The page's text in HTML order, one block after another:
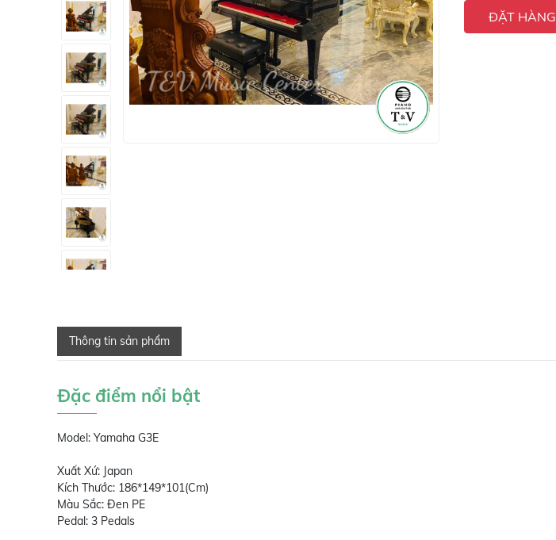
ĐẶT HÀNG
Thông tin sản phẩm
Đặc điểm nổi bật
Model: Yamaha G3E
Xuất Xứ: Japan
Kích Thước: 186*149*101(Cm)
Màu Sắc: Đen PE
Pedal: 3 Pedals